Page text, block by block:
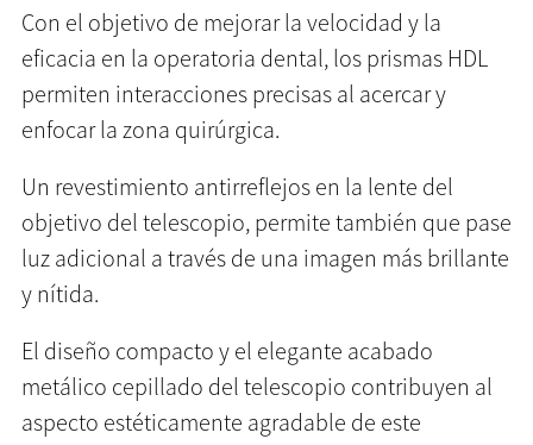
Con el objetivo de mejorar la velocidad y la
eficacia en la operatoria dental, los prismas HDL
permiten interacciones precisas al acercar y
enfocar la zona quirúrgica.
Un revestimiento antirreflejos en la lente del
objetivo del telescopio, permite también que pase
luz adicional a través de una imagen más brillante
y nítida.
El diseño compacto y el elegante acabado
metálico cepillado del telescopio contribuyen al
aspecto estéticamente agradable de este